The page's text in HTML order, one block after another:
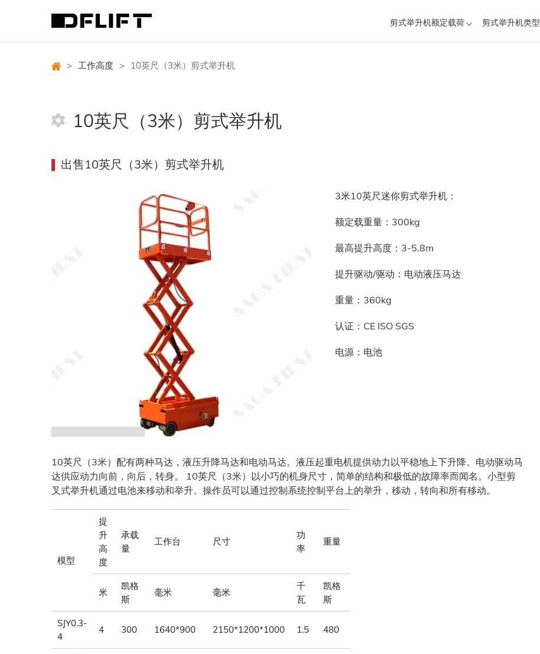
剪式举升机额定载荷 剪式举升机类型
> 工作高度 > 10英尺（3米）剪式举升机
10英尺（3米）剪式举升机
出售10英尺（3米）剪式举升机
3米10英尺迷你剪式举升机：
额定载重量：300kg
最高提升高度：3-5.8m
提升驱动/驱动：电动液压马达
重量：360kg
认证：CE ISO SGS
电源：电池
10英尺（3米）配有两种马达，液压升降马达和电动马达。液压起重电机提供动力以平稳地上下升降。电动驱动马
达供应动力向前，向后，转身。 10英尺（3米）以小巧的机身尺寸，简单的结构和极低的故障率而闻名。小型剪
叉式举升机通过电池来移动和举升。操作员可以通过控制系统控制平台上的举升，移动，转向和所有移动。
模型
提
升
高
度
承载
量
工作台 尺寸
功
率
重量
米
凯格
斯
毫米 毫米
千
瓦
凯格
斯
SJY0.3-
4
4 300 1640*900 2150*1200*1000 1.5 480